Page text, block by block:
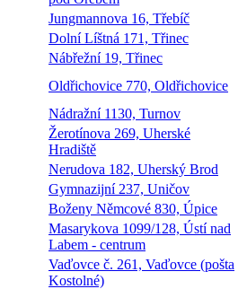
Jungmannova 16, Třebíč
Dolní Líštná 171, Třinec
Nábřežní 19, Třinec
Oldřichovice 770, Oldřichovice
Nádražní 1130, Turnov
Žerotínova 269, Uherské
Hradiště
Nerudova 182, Uherský Brod
Gymnazijní 237, Uničov
Boženy Němcové 830, Úpice
Masarykova 1099/128, Ústí nad
Labem - centrum
Vaďovce č. 261, Vaďovce (pošta
Kostolné)